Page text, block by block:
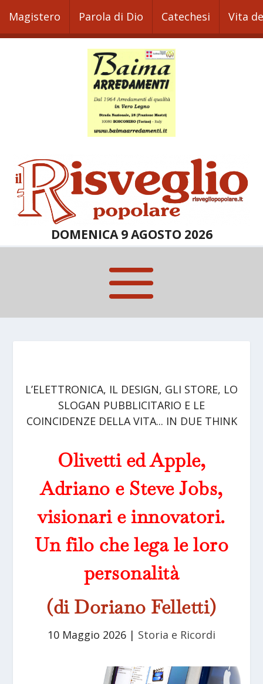
Magistero Parola di Dio Catechesi Vita
DOMENICA 9 AGOSTO 2026
L’ELETTRONICA, IL DESIGN, GLI STORE, LO
SLOGAN PUBBLICITARIO E LE
COINCIDENZE DELLA VITA... IN DUE THINK
Olivetti ed Apple,
Adriano e Steve Jobs,
visionari e innovatori.
Un filo che lega le loro
personalità
(di Doriano Felletti)
10 Maggio 2026 | Storia e Ricordi